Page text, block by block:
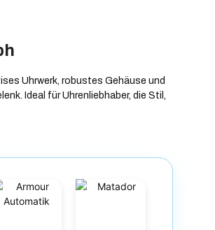
Uhrwerk, robustes Gehäuse und
Ideal für Uhrenliebhaber, die Stil,